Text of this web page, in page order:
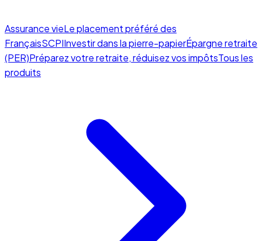
Assurance vieLe placement préféré des
FrançaisSCPIInvestir dans la pierre-papierÉpargne retraite
(PER)Préparez votre retraite, réduisez vos impôtsTous les
produits